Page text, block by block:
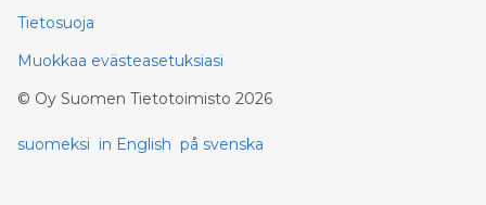
Tietosuoja
Muokkaa evästeasetuksiasi
© Oy Suomen Tietotoimisto 2026
suomeksi in English på svenska